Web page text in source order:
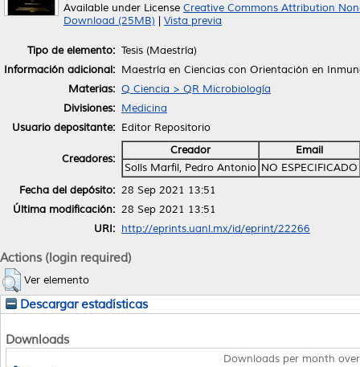
Available under License Creative Commons Attribution
Download (25MB)
Vista previa
Tipo de elemento: Tesis (Maestría)
Información adicional: Maestría en Ciencias con Orientación en
Materias: Q Ciencia > QR Microbiología
Divisiones: Medicina
Usuario depositante: Editor Repositorio
Creadores:
Creador
Email
Solís Marfil, Pedro Antonio NO ESPECIFICADO
Fecha del depósito: 28 Sep 2021 13:51
Última modificación: 28 Sep 2021 13:51
URI: http://eprints.uanl.mx/id/eprint/22266
Actions (login required)
Ver elemento
Descargar estadísticas
Downloads
Downloads per month